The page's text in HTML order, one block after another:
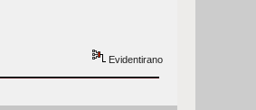
Evidentirano